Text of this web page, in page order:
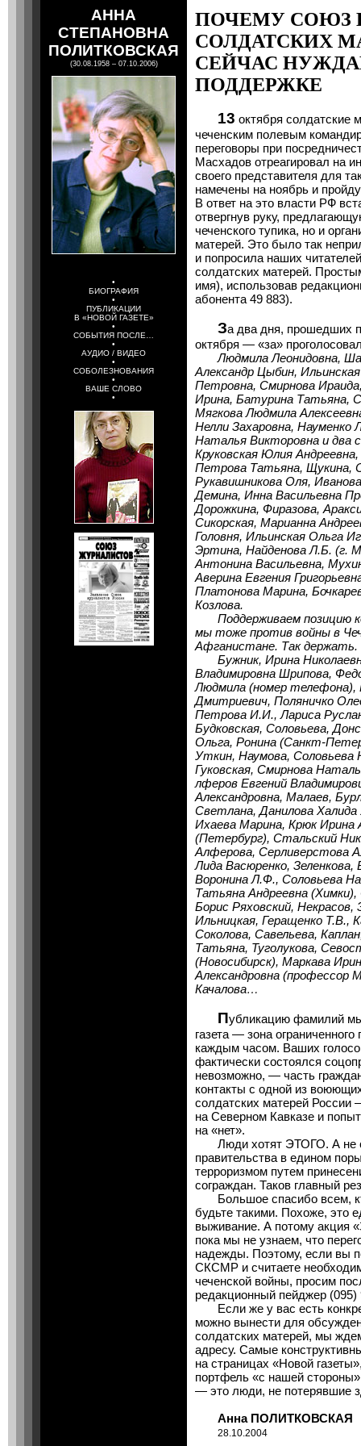
АННА
СТЕПАНОВНА
ПОЛИТКОВСКАЯ
(30.08.1958 – 07.10.2006)
•
БИОГРАФИЯ
•
ПУБЛИКАЦИИ
В «НОВОЙ ГАЗЕТЕ»
•
СОБЫТИЯ ПОСЛЕ…
•
АУДИО / ВИДЕО
•
СОБОЛЕЗНОВАНИЯ
•
ВАШЕ СЛОВО
•
ПОЧЕМУ СОЮЗ
СОЛДАТСКИХ
СЕЙЧАС
ПОДДЕРЖКЕ
13 октября солдатские
чеченским полевым
переговоры при
Масхадов отреагировал на
своего представителя для
намечены на ноябрь и
В ответ на это власти РФ
отвергнув руку,
чеченского тупика, но и
матерей. Это было так
и попросила наших
солдатских матерей.
имя), использовав
абонента 49 883).
За два дня, прошедших
октября — «за»
Людмила Леонидовна,
Александр Цыбин,
Петровна, Смирнова
Ирина, Батурина Татьяна,
Мягкова Людмила
Нелли Захаровна, Науменко
Наталья Викторовна и два
Круковская Юлия
Петрова Татьяна, Щукина,
Рукавишникова Оля,
Демина, Инна Васильевна
Дорожкина, Фиразова,
Сикорская, Марианна
Головня, Ильинская Ольга
Эртина, Найденова Л.Б. (г.
Антонина Васильевна,
Аверина Евгения
Платонова Марина,
Козлова.
Поддерживаем позицию
мы тоже против войны в
Афганистане. Так
Бужник, Ирина
Владимировна Шрипова,
Людмила (номер телефона),
Дмитриевич, Поляничко
Петрова И.И., Лариса
Будковская, Соловьева,
Ольга, Ронина (Санкт-
Уткин, Наумова, Соловьева
Гуковская, Смирнова
лферов Евгений
Александровна, Малаев,
Светлана, Данилова
Ихаева Марина, Крюк Ирина
(Петербург), Стальский
Алферова, Серливерстова
Лида Васюренко,
Воронина Л.Ф., Соловьева
Татьяна Андреевна
Борис Ряховский,
Ильницкая, Геращенко Т.В.,
Соколова, Савельева,
Татьяна, Туголукова,
(Новосибирск), Маркава
Александровна (профессор
Качалова…
Публикацию фамилий мы
газета — зона
каждым часом. Ваших
фактически состоялся
невозможно, — часть
контакты с одной из
солдатских матерей
на Северном Кавказе и
на «нет».
Люди хотят ЭТОГО. А не
правительства в едином
терроризмом путем
сограждан. Таков главный
Большое спасибо всем,
будьте такими. Похоже, это
выживание. А потому акция
пока мы не узнаем, что
надежды. Поэтому, если вы
СКСМР и считаете
чеченской войны, просим
редакционный пейджер (095)
Если же у вас есть
можно вынести для
солдатских матерей, мы
адресу. Самые
на страницах «Новой
портфель «с нашей
— это люди, не потерявшие
Анна ПОЛИТКОВСКАЯ
28.10.2004